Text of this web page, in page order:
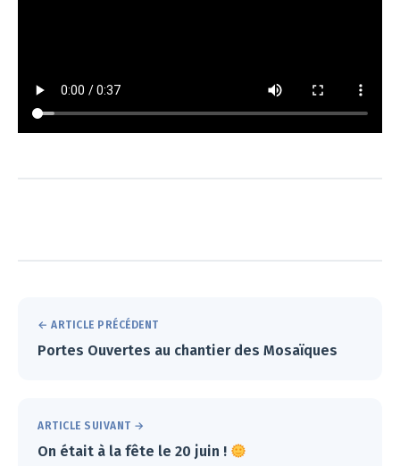
← ARTICLE PRÉCÉDENT
Portes Ouvertes au chantier des Mosaïques
ARTICLE SUIVANT →
On était à la fête le 20 juin !